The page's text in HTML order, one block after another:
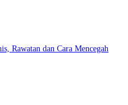
Rawatan dan Cara Mencegah